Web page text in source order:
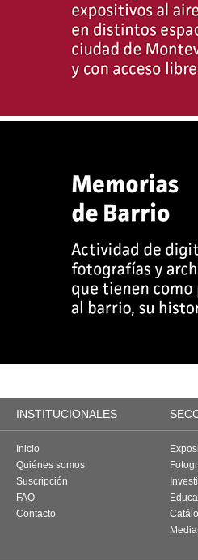
INSTITUCIONALES
Inicio
Quiénes somos
Suscripción
FAQ
Contacto